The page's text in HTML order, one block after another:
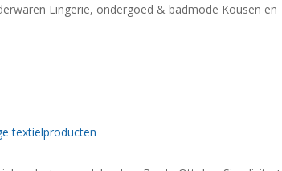
Lingerie, ondergoed & badmode Kousen en
textielproducten